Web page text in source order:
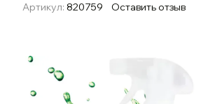
Артикул: 820759 Оставить отзыв